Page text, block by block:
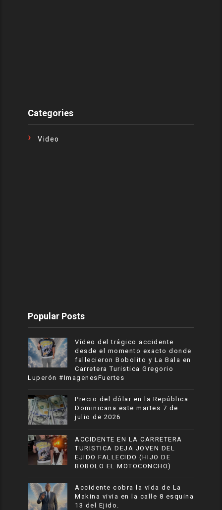
Categories
Video
Popular Posts
Vídeo del trágico accidente
desde el momento exacto donde
fallecieron Bobolito y La Bala en
Carretera Turistica Gregorio
Luperón #ImagenesFuertes
Precio del dólar en la República
Dominicana este martes 7 de
julio de 2026
ACCIDENTE EN LA CARRETERA
TURISTICA DEJA JOVEN DEL
EJIDO FALLECIDO (HIJO DE
BOBOLO EL MOTOCONCHO)
Accidente cobra la vida de La
Makina vivia en la calle 8 esquina
13 del Ejido.